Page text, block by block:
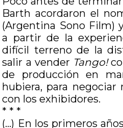
Barth acordaron el
(Argentina Sono Film)
a partir de la
difícil terreno de la
salir a vender Tango!
de producción en
hubiera, para negociar
con los exhibidores.
* * *
(…) En los primeros